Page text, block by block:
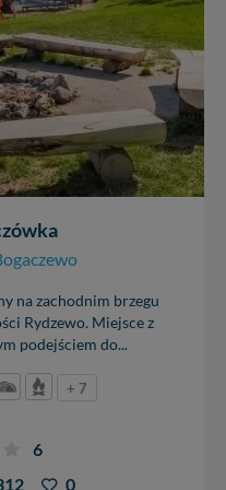
na zachodnim brzegu
Rydzewo. Miejsce z
podejściem do...
+ 7
6
0
dostępu do swoich
lub usunięcia,
jednak, że nie
zrealizowanie Twoich
zawartych w plikach
Ci skasowanie
nie możemy tego
Mazur na